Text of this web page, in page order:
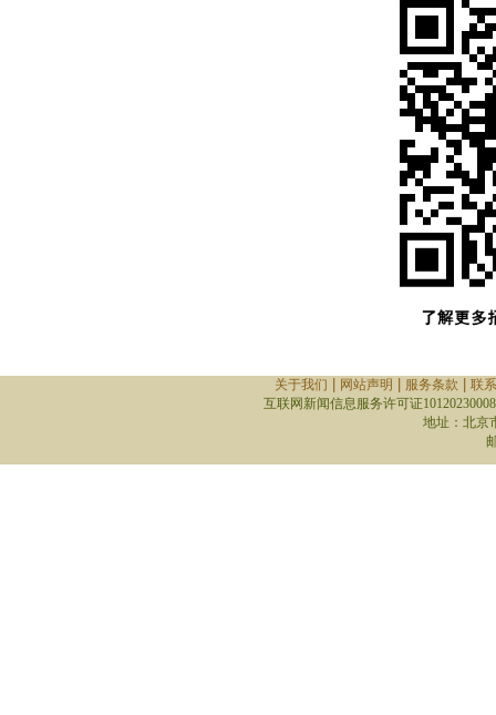
关于我们 网站声明 服务条款
联
互联网新闻信息服务许可证10120230008
地址：北京